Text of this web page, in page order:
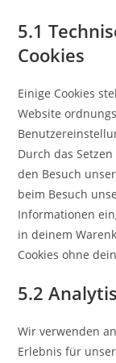
5.1
Cookies
Einige Cookies
Website
Durch das
den Besuch
beim Besuch
Informationen
in deinem
Cookies ohne
5.2
Wir verwenden
Erlebnis für